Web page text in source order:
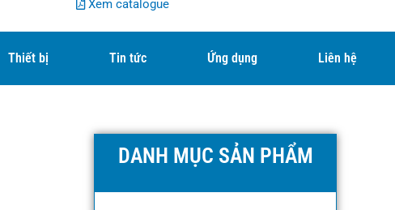
Xem catalogue
Thiết bị Tin tức Ứng dụng Liên hệ
DANH MỤC SẢN PHẨM